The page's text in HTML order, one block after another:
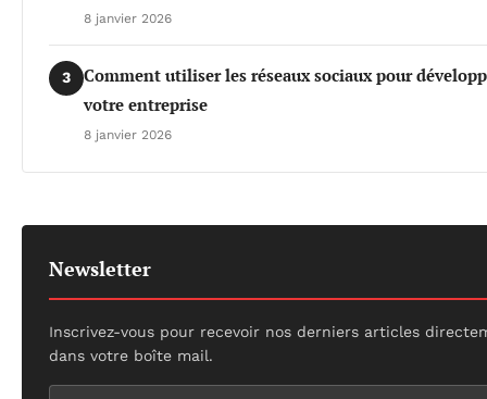
8 janvier 2026
3
Comment utiliser les réseaux sociaux pour
votre entreprise
8 janvier 2026
Newsletter
Inscrivez-vous pour recevoir nos derniers articles
dans votre boîte mail.